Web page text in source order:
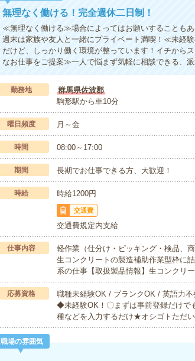
無理なく働ける！完全週休二日制！
≪無理なく働ける≫場合によってはお願いすることも
週末は家族や友人と一緒にプライベート満喫！≪未経
だけど、しっかり働く環境が整っています！イチから
なお仕事をご提案≫一人で悩まず気軽に相談できる、派
勤務地
群馬県佐波郡
駒形駅から車10分
曜日頻度 月～金
時間 08:00～17:00
期間 長期でお仕事できる方、大歓迎！
時給 時給1200円
交通費
交通費規定内支給
仕事内容
軽作業（仕分け・ピッキング・検品、商
生コンクリートの製造補助作業型枠に
系の仕事【取扱製品情報】生コンクリ
応募資格
職種未経験OK / ブランクOK / 英語力不
◆未経験OK！〇まずは事前登録だけで
種などを入力するだけ★オシゴトただ
職場の雰囲気